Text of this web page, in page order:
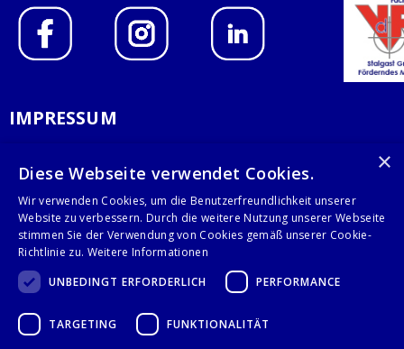
IMPRESSUM
AGB
KONTAKT
Stalgast GmbH
28359 Bremen
×
Diese Webseite verwendet Cookies.
Wir verwenden Cookies, um die Benutzerfreundlichkeit unserer
Website zu verbessern. Durch die weitere Nutzung unserer Webseite
stimmen Sie der Verwendung von Cookies gemäß unserer Cookie-
Richtlinie zu. Weitere Informationen
UNBEDINGT ERFORDERLICH
PERFORMANCE
TARGETING FUNKTIONALITÄT